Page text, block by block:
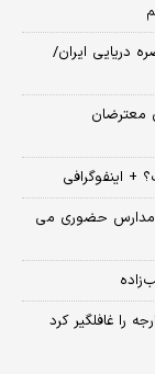
دریایی ایران/
معترضان
اینفوگرافی
مدارس حضوری می
را غافلگیر کرد